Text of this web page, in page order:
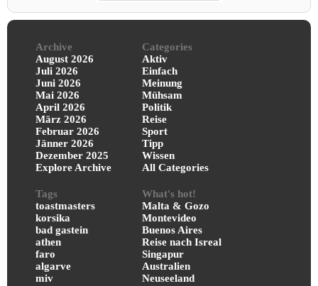
Archive
August 2026
Juli 2026
Juni 2026
Mai 2026
April 2026
März 2026
Februar 2026
Jänner 2026
Dezember 2025
Explore Archive
Categories
Aktiv
Einfach
Meinung
Mühsam
Politik
Reise
Sport
Tipp
Wissen
All Categories
Tags
toastmasters
korsika
bad gastein
athen
faro
algarve
miv
What's hot!
Malta & Gozo
Montevideo
Buenos Aires
Reise nach Isreal
Singapur
Australien
Neuseeland